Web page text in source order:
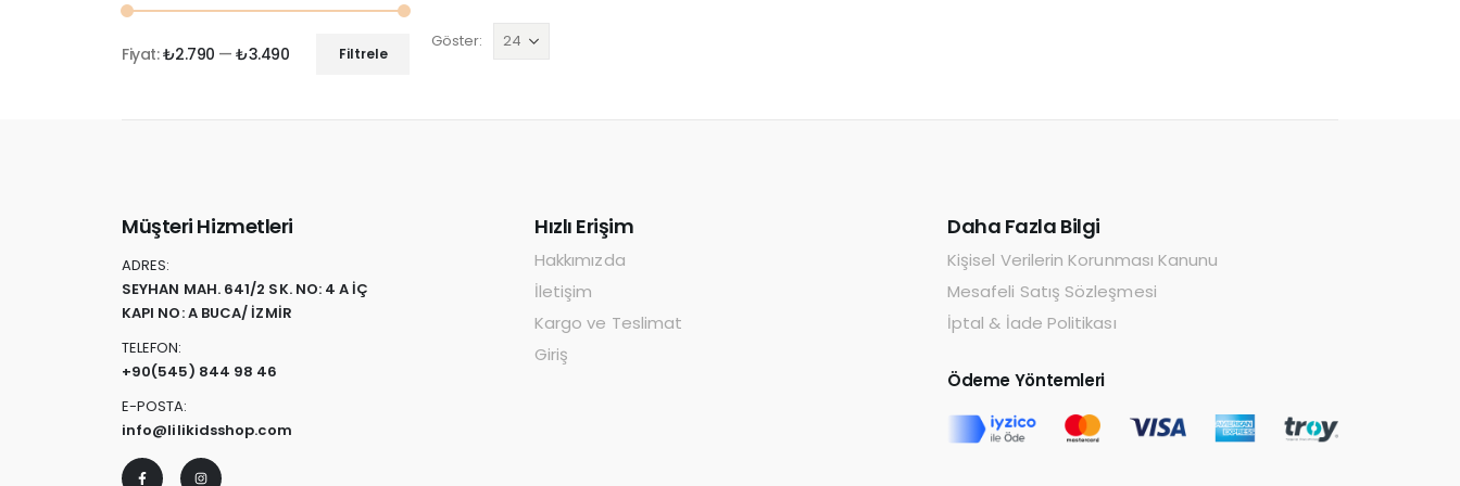
Göster:
Filtrele
Fiyat:₺2.790 —₺3.490
Müşteri Hizmetleri
ADRES:
SEYHAN MAH. 641/2 SK. NO: 4 A İÇ
KAPI NO: A BUCA/ İZMİR
TELEFON:
+90(545) 844 98 46
E-POSTA:
info@lilikidsshop.com
Hızlı Erişim
Hakkımızda
İletişim
Kargo ve Teslimat
Giriş
Daha Fazla Bilgi
Kişisel Verilerin Korunması Kanunu
Mesafeli Satış Sözleşmesi
İptal & İade Politikası
Ödeme Yöntemleri